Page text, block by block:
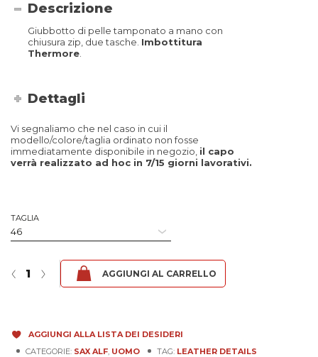
Descrizione
Giubbotto di pelle tamponato a mano con
chiusura zip, due tasche. Imbottitura
Thermore
Dettagli
Vi segnaliamo che nel caso in cui il
modello/colore/taglia ordinato non fosse
immediatamente disponibile in negozio, il capo
verrà realizzato ad hoc in 7/15 giorni lavorativi.
TAGLIA
Sax Alf - Tuscany Rosso quantità
›
‹ AGGIUNGI AL CARRELLO
AGGIUNGI ALLA LISTA DEI DESIDERI
CATEGORIE: SAX ALF, UOMO TAG: LEATHER DETAILS